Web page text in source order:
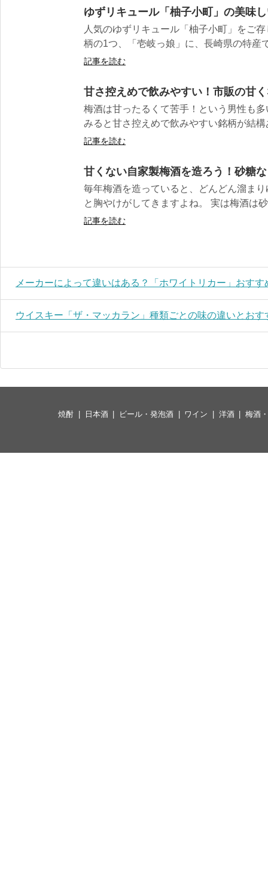
ゆずリキュール「柚子小町」の美味
人気のゆずリキュール「柚子小町」をご
柄の1つ、「壱岐っ娘」に、長崎県の特産
記事を読む
甘さ控えめで飲みやすい！市販の甘
梅酒は甘ったるくて苦手！という男性も
みると甘さ控えめで飲みやすい銘柄が結
記事を読む
甘くない自家製梅酒を造ろう！砂糖
毎年梅酒を造っていると、どんどん溜ま
と胸やけがしてきますよね。 実は梅酒は
記事を読む
メーカーによって違いはある？「ホワイトリカー」おすす
ウイスキー「ザ・マッカラン」種類ごとの味の違いとおす
焼酎 日本酒 ビール・発泡酒 ワイン 洋酒 梅酒